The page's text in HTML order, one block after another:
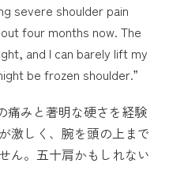
severe shoulder pain
four months now. The
and I can barely lift my
be frozen shoulder.”
痛みと著明な硬さを経験
激しく、腕を頭の上まで
ん。五十肩かもしれない